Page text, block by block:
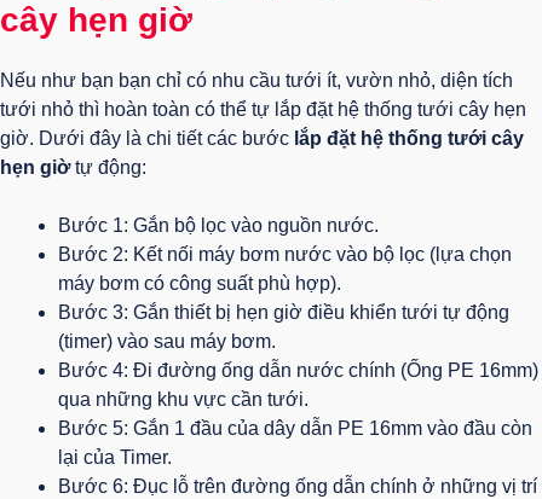
cây hẹn giờ
Nếu như bạn bạn chỉ có nhu cầu tưới ít, vườn nhỏ, diện tích
tưới nhỏ thì hoàn toàn có thể tự lắp đặt hệ thống tưới cây hẹn
giờ. Dưới đây là chi tiết các bước lắp đặt hệ thống tưới cây
hẹn giờtự động:
Bước 1: Gắn bộ lọc vào nguồn nước.
Bước 2: Kết nối máy bơm nước vào bộ lọc (lựa chọn
máy bơm có công suất phù hợp).
Bước 3: Gắn thiết bị hẹn giờ điều khiển tưới tự động
(timer) vào sau máy bơm.
Bước 4: Đi đường ống dẫn nước chính (Ống PE 16mm)
qua những khu vực cần tưới.
Bước 5: Gắn 1 đầu của dây dẫn PE 16mm vào đầu còn
lại của Timer.
Bước 6: Đục lỗ trên đường ống dẫn chính ở những vị trí